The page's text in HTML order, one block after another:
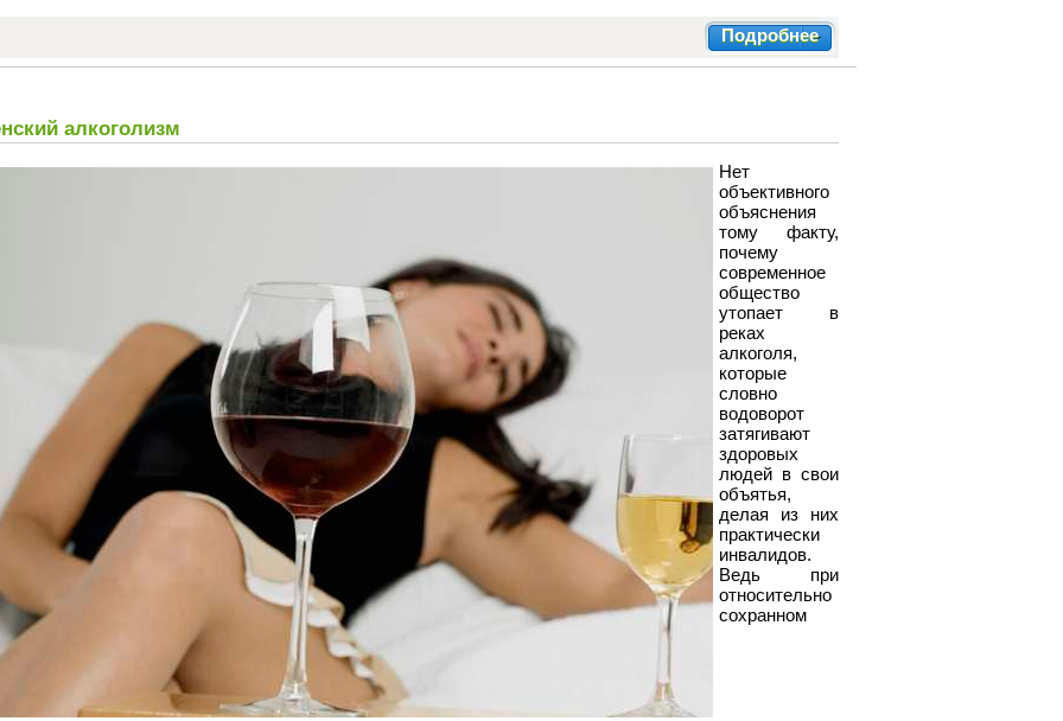
Подробнее
алкоголизм
Нет
объективного
объяснения
тому факту,
почему
современное
общество
утопает в
реках
алкоголя,
которые
словно
водоворот
затягивают
здоровых
людей в свои
объятья,
делая из них
практически
инвалидов.
Ведь при
относительно
сохранном